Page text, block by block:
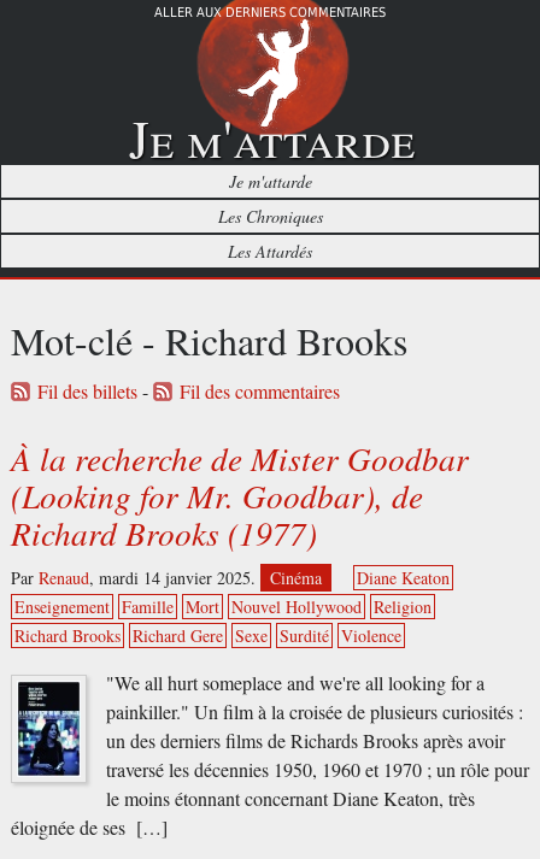
ALLER AUX DERNIERS COMMENTAIRES
Je m'attarde
Je m'attarde
Les Chroniques
Les Attardés
Mot-clé - Richard Brooks
Fil des billets- Fil des commentaires
À la recherche de Mister Goodbar
(Looking for Mr. Goodbar), de
Richard Brooks (1977)
Par Renaud, mardi 14 janvier 2025. Cinéma
Diane Keaton
Enseignement Famille Mort Nouvel Hollywood Religion
Richard Brooks Richard Gere Sexe Surdité Violence
"We all hurt someplace and we're all looking for a
painkiller." Un film à la croisée de plusieurs curiosités :
un des derniers films de Richards Brooks après avoir
traversé les décennies 1950, 1960 et 1970 ; un rôle pour
le moins étonnant concernant Diane Keaton, très
éloignée de ses […]